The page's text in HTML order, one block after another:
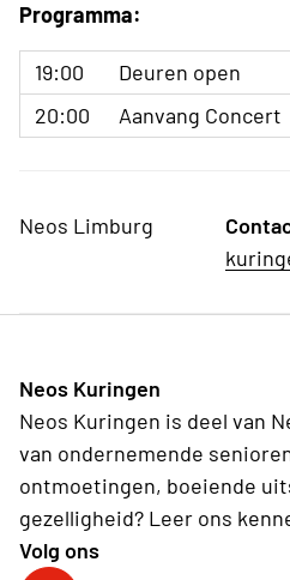
Programma:
19:00
Deuren open
20:00
Aanvang Concert
Neos Limburg
Neos Kuringen
Neos Kuringen is deel van
van ondernemende
ontmoetingen, boeiende
gezelligheid? Leer ons
Volg ons